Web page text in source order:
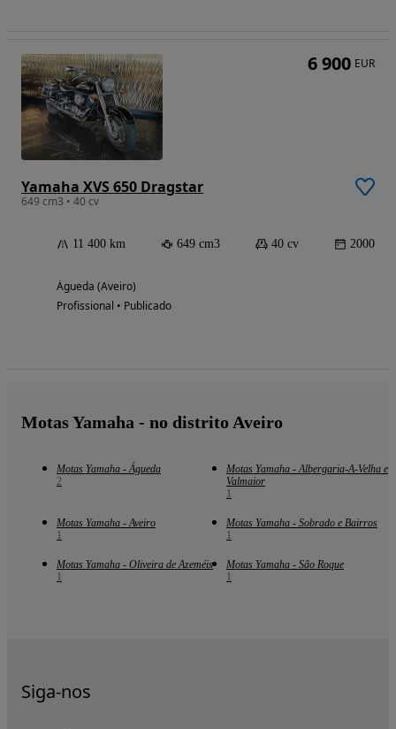
Yamaha XVS 650 Dragstar
649 cm3 • 40 cv
11 400 km 649 cm3 40 cv 2000
Águeda (Aveiro)
Profissional • Publicado
6 900 EUR
Motas Yamaha - no distrito Aveiro
Motas Yamaha - Águeda
2
Motas Yamaha - Albergaria-A-Velha e
Valmaior
1
Motas Yamaha - Aveiro
1
Motas Yamaha - Sobrado e Bairros
1
Motas Yamaha - Oliveira de Azeméis
1
Motas Yamaha - São Roque
1
Siga-nos